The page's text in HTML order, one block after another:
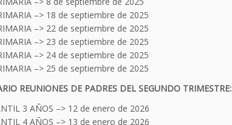
–> 18 de septiembre de 2025
–> 22 de septiembre de 2025
–> 23 de septiembre de 2025
–> 24 de septiembre de 2025
–> 25 de septiembre de 2025
REUNIONES DE PADRES DEL SEGUNDO TRIMESTRE:
3 AÑOS –> 12 de enero de 2026
4 AÑOS –> 13 de enero de 2026